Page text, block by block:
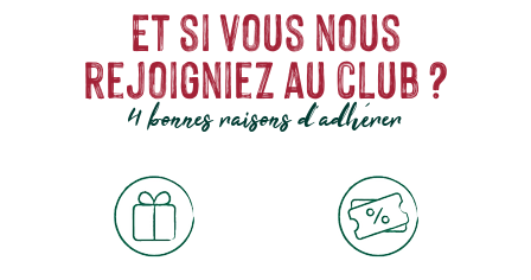
Et si vous nous
rejoigniez au club ?
4 bonnes raisons d'adhérer